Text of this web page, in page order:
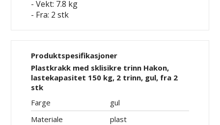
- Vekt: 7.8 kg
- Fra: 2 stk
Produktspesifikasjoner
Plastkrakk med sklisikre trinn Hakon,
lastekapasitet 150 kg, 2 trinn, gul, fra 2
stk
Farge
gul
Materiale
plast